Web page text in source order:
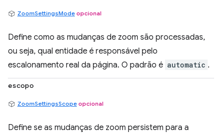
ZoomSettingsMode opcional
Define como as mudanças de zoom são processadas,
ou seja, qual entidade é responsável pelo
escalonamento real da página. O padrão é automatic .
escopo
ZoomSettingsScope opcional
Define se as mudanças de zoom persistem para a